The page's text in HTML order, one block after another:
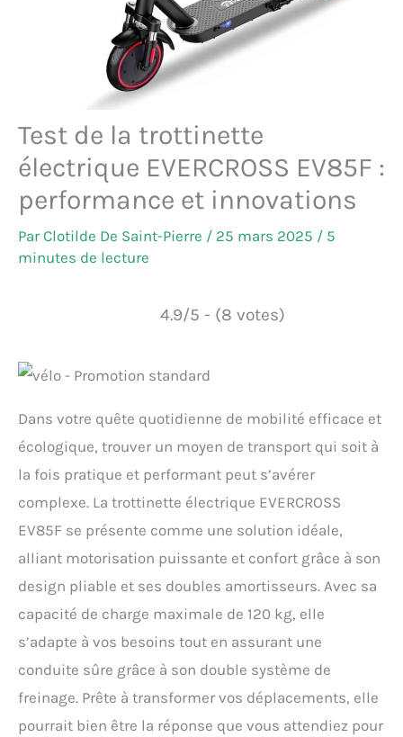
Test de la trottinette
électrique EVERCROSS EV85F :
performance et innovations
ParClotilde De Saint-Pierre / 25 mars 2025 / 5
minutes de lecture
4.9/5 - (8 votes)
Dans votre quête quotidienne de mobilité efficace et
écologique, trouver un moyen de transport qui soit à
la fois pratique et performant peut s’avérer
complexe. La trottinette électrique EVERCROSS
EV85F se présente comme une solution idéale,
alliant motorisation puissante et confort grâce à son
design pliable et ses doubles amortisseurs. Avec sa
capacité de charge maximale de 120 kg, elle
s’adapte à vos besoins tout en assurant une
conduite sûre grâce à son double système de
freinage. Prête à transformer vos déplacements, elle
pourrait bien être la réponse que vous attendiez pour